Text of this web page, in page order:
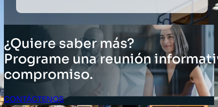
¿Quiere saber más?
Programe una reunión
compromiso.
CONTÁCTENOS